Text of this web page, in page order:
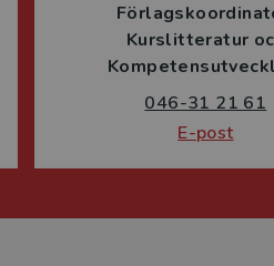
Kurslitteratur
046-31 21 61
E-post